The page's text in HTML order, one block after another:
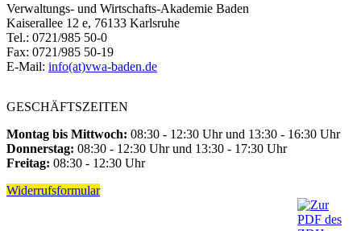
Verwaltungs- und Wirtschafts-Akademie Baden
Kaiserallee 12 e, 76133 Karlsruhe
Tel.: 0721/985 50-0
Fax: 0721/985 50-19
E-Mail: info(at)vwa-baden.de
GESCHÄFTSZEITEN
Montag bis Mittwoch: 08:30 - 12:30 Uhr und 13:30 - 16:30 Uhr
Donnerstag: 08:30 - 12:30 Uhr und 13:30 - 17:30 Uhr
Freitag: 08:30 - 12:30 Uhr
Widerrufsformular